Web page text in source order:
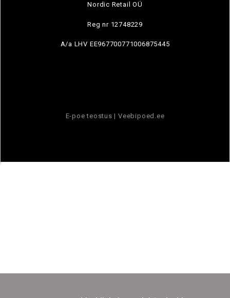
Nordic Retail OÜ
Reg nr 12748229
A/a LHV EE967700771006875445
E-poe teostus |Veebipoed.ee